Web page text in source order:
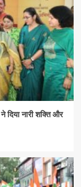
दिया नारी शक्ति और